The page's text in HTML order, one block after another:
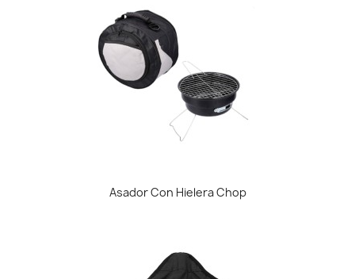
Asador Con Hielera Chop